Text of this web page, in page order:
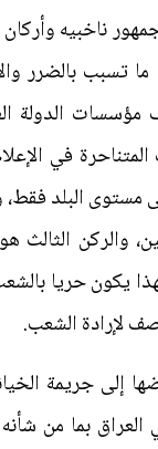
ناخبيه
تسبب بالضرر
الدولة
في
البلد فقط،
الثالث
يكون حريا
لإرادة الشعب.
جريمة
بما من